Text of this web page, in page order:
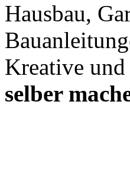
Hausbau,
Kreative
selber